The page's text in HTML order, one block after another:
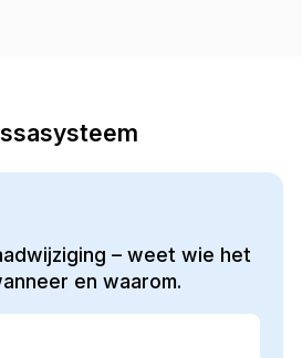
– weet wie het
en waarom.